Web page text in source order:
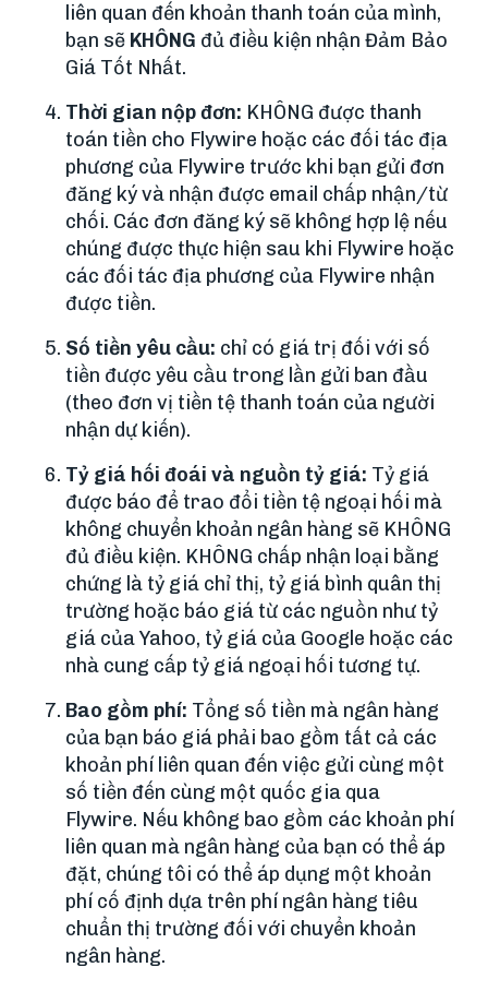
liên quan đến khoản thanh toán của mình,
bạn sẽ KHÔNG đủ điều kiện nhận Đảm Bảo
Giá Tốt Nhất.
Thời gian nộp đơn: KHÔNG được thanh
toán tiền cho Flywire hoặc các đối tác địa
phương của Flywire trước khi bạn gửi đơn
đăng ký và nhận được email chấp nhận/từ
chối. Các đơn đăng ký sẽ không hợp lệ nếu
chúng được thực hiện sau khi Flywire hoặc
các đối tác địa phương của Flywire nhận
được tiền.
Số tiền yêu cầu: chỉ có giá trị đối với số
tiền được yêu cầu trong lần gửi ban đầu
(theo đơn vị tiền tệ thanh toán của người
nhận dự kiến).
Tỷ giá hối đoái và nguồn tỷ giá: Tỷ giá
được báo để trao đổi tiền tệ ngoại hối mà
không chuyển khoản ngân hàng sẽ KHÔNG
đủ điều kiện. KHÔNG chấp nhận loại bằng
chứng là tỷ giá chỉ thị, tỷ giá bình quân thị
trường hoặc báo giá từ các nguồn như tỷ
giá của Yahoo, tỷ giá của Google hoặc các
nhà cung cấp tỷ giá ngoại hối tương tự.
Bao gồm phí: Tổng số tiền mà ngân hàng
của bạn báo giá phải bao gồm tất cả các
khoản phí liên quan đến việc gửi cùng một
số tiền đến cùng một quốc gia qua
Flywire. Nếu không bao gồm các khoản phí
liên quan mà ngân hàng của bạn có thể áp
đặt, chúng tôi có thể áp dụng một khoản
phí cố định dựa trên phí ngân hàng tiêu
chuẩn thị trường đối với chuyển khoản
ngân hàng.